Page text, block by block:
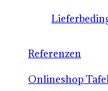
Referenzen
Onlineshop